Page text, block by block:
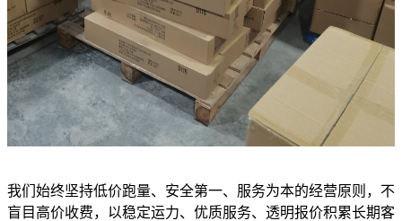
我们始终坚持低价跑量、安全第一、服务为本的经营原则，不
盲目高价收费，以稳定运力、优质服务、透明报价积累长期客